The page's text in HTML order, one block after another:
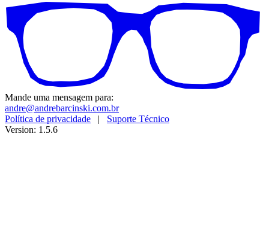
Mande uma mensagem para:
andre@andrebarcinski.com.br
Política de privacidade | Suporte Técnico
Version: 1.5.6